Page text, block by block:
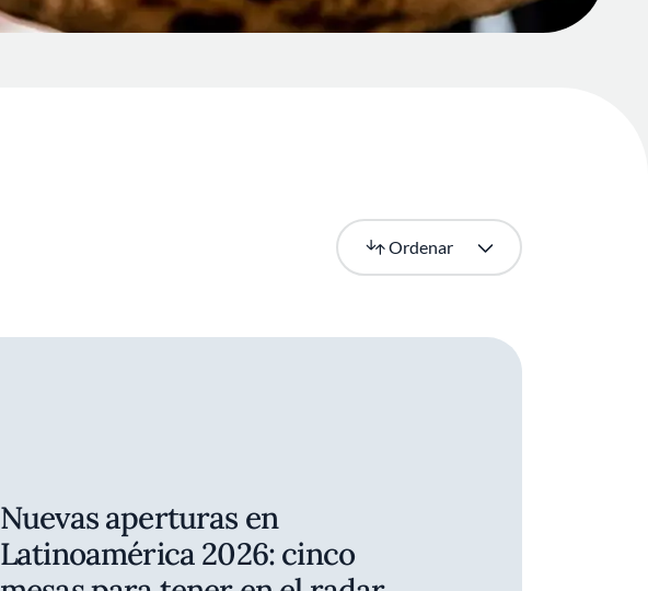
Ordenar
Más recientes
Nuevas aperturas en
Latinoamérica 2026: cinco